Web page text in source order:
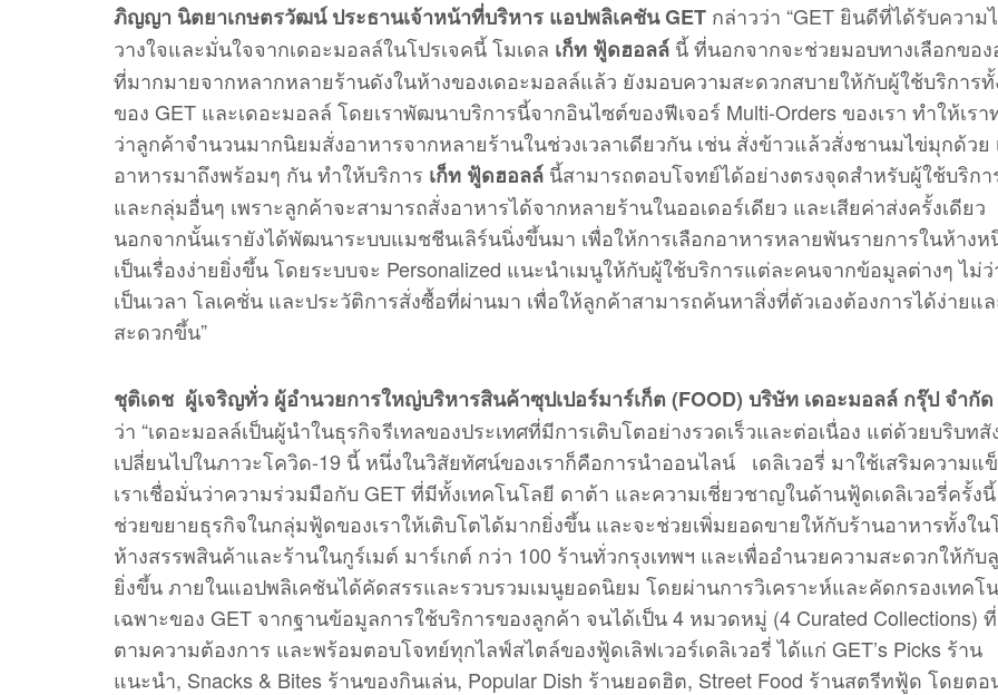
ภิญญา นิตยาเกษตรวัฒน์ ประธานเจ้าหน้าที่บริหาร แอปพลิเคชัน GET กล่าวว่า “GET ยินดีที่ได้รับความ
วางใจและมั่นใจจากเดอะมอลล์ในโปรเจคนี้ โมเดล เก็ท ฟู้ดฮอลล์ นี้ ที่นอกจากจะช่วยมอบทางเลือกของ
ที่มากมายจากหลากหลายร้านดังในห้างของเดอะมอลล์แล้ว ยังมอบความสะดวกสบายให้กับผู้ใช้บริการทั้
ของ GET และเดอะมอลล์ โดยเราพัฒนาบริการนี้จากอินไซต์ของฟีเจอร์ Multi-Orders ของเรา ทำให้เรา
ว่าลูกค้าจำนวนมากนิยมสั่งอาหารจากหลายร้านในช่วงเวลาเดียวกัน เช่น สั่งข้าวแล้วสั่งชานมไข่มุกด้วย
อาหารมาถึงพร้อมๆ กัน ทำให้บริการ เก็ท ฟู้ดฮอลล์ นี้สามารถตอบโจทย์ได้อย่างตรงจุดสำหรับผู้ใช้บริก
และกลุ่มอื่นๆ เพราะลูกค้าจะสามารถสั่งอาหารได้จากหลายร้านในออเดอร์เดียว และเสียค่าส่งครั้งเดียว
นอกจากนั้นเรายังได้พัฒนาระบบแมชชีนเลิร์นนิ่งขึ้นมา เพื่อให้การเลือกอาหารหลายพันรายการในห้างห
เป็นเรื่องง่ายยิ่งขึ้น โดยระบบจะ Personalized แนะนำเมนูให้กับผู้ใช้บริการแต่ละคนจากข้อมูลต่างๆ ไม่ว่
เป็นเวลา โลเคชั่น และประวัติการสั่งซื้อที่ผ่านมา เพื่อให้ลูกค้าสามารถค้นหาสิ่งที่ตัวเองต้องการได้ง่ายแ
สะดวกขึ้น”
ชุติเดช ผู้เจริญทั่ว ผู้อำนวยการใหญ่บริหารสินค้าซุปเปอร์มาร์เก็ต (FOOD) บริษัท เดอะมอลล์ กรุ๊ป จำกัด
ว่า “เดอะมอลล์เป็นผู้นำในธุรกิจรีเทลของประเทศที่มีการเติบโตอย่างรวดเร็วและต่อเนื่อง แต่ด้วยบริบท
เปลี่ยนไปในภาวะโควิด-19 นี้ หนึ่งในวิสัยทัศน์ของเราก็คือการนำออนไลน์ เดลิเวอรี่ มาใช้เสริมความแ
เราเชื่อมั่นว่าความร่วมมือกับ GET ที่มีทั้งเทคโนโลยี ดาต้า และความเชี่ยวชาญในด้านฟู้ดเดลิเวอรี่ครั้ง
ช่วยขยายธุรกิจในกลุ่มฟู้ดของเราให้เติบโตได้มากยิ่งขึ้น และจะช่วยเพิ่มยอดขายให้กับร้านอาหารทั้งใน
ห้างสรรพสินค้าและร้านในกูร์เมต์ มาร์เกต์ กว่า 100 ร้านทั่วกรุงเทพฯ และเพื่ออำนวยความสะดวกให้กับ
ยิ่งขึ้น ภายในแอปพลิเคชันได้คัดสรรและรวบรวมเมนูยอดนิยม โดยผ่านการวิเคราะห์และคัดกรองเทคโ
เฉพาะของ GET จากฐานข้อมูลการใช้บริการของลูกค้า จนได้เป็น 4 หมวดหมู่ (4 Curated Collections)
ตามความต้องการ และพร้อมตอบโจทย์ทุกไลฟ์สไตล์ของฟู้ดเลิฟเวอร์เดลิเวอรี่ ได้แก่ GET’s Picks ร้าน
แนะนำ, Snacks & Bites ร้านของกินเล่น, Popular Dish ร้านยอดฮิต, Street Food ร้านสตรีทฟู้ด โดยตอ